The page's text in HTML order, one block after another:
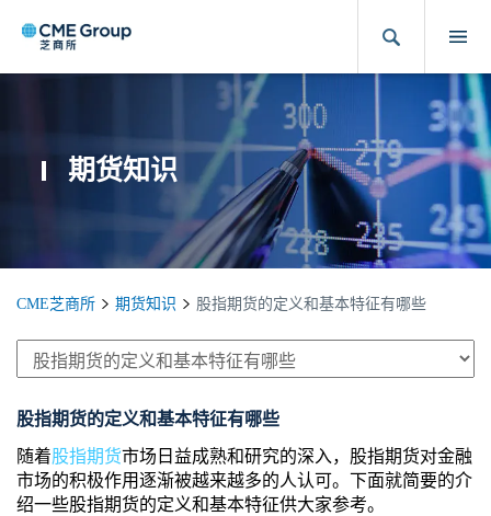
期货知识
CME芝商所 期货知识 股指期货的定义和基本特征有哪些
股指期货的定义和基本特征有哪些
随着股指期货市场日益成熟和研究的深入，股指期货对金融
市场的积极作用逐渐被越来越多的人认可。下面就简要的介
绍一些股指期货的定义和基本特征供大家参考。